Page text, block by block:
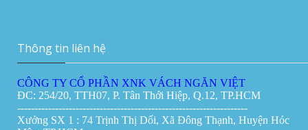
Thông tin liên hệ
CÔNG TY CỔ PHẦN XNK VÁCH NGĂN VIỆT
ĐC: 254/20, TTH07, P. Tân Thới Hiệp, Q.12, TP.HCM
-------------------------------------------------------------------
Xưởng SX 1 : 74 Trịnh Thị Dối, Xã Đông Thạnh, Huyện Hóc